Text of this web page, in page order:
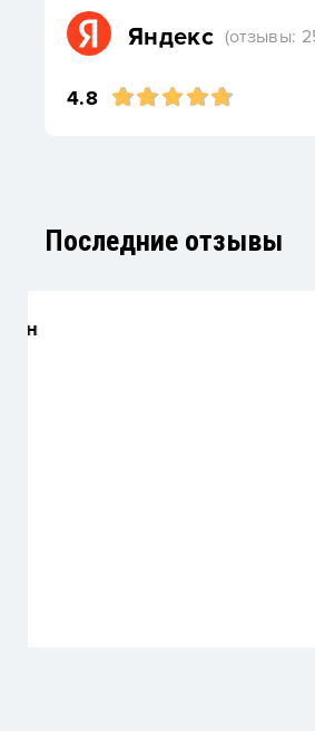
Яндекс (отзывы:
4.8
Последние отзывы